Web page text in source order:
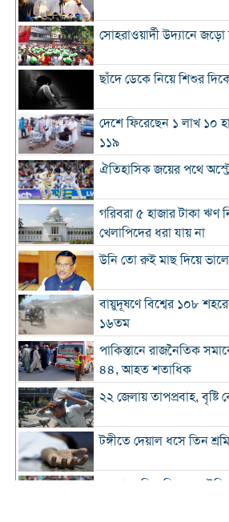
সোহরাওয়ার্দী উদ্যানে জড়ো
ছাঁদে ডেকে নিয়ে শিশুর
দেশে ফিরেছেন ১ লাখ ১০
১১৯
ঐতিহাসিক জয়ের পথে
গরিবরা ৫ হাজার টাকা ঋণ
খেলাপিদের ধরা যায় না
উনি তো রুই মাছ দিয়ে
বায়ুদূষণে বিশ্বের ১০৮
১৬তম
পাকিস্তানে রাজনৈতিক
৪৪, আহত শতাধিক
২২ জেলায় তাপপ্রবাহ,
টঙ্গীতে দেয়াল ধসে তিন
১২ রানে লিড নিয়ে